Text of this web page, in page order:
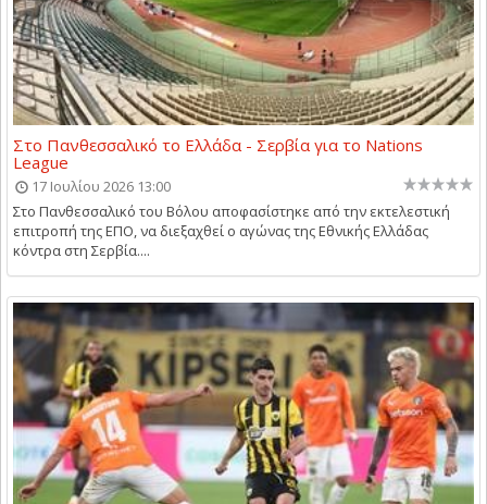
Στο Πανθεσσαλικό το Ελλάδα - Σερβία για το Nations
League
17 Ιουλίου 2026 13:00
Στο Πανθεσσαλικό του Βόλου αποφασίστηκε από την εκτελεστική
επιτροπή της ΕΠΟ, να διεξαχθεί ο αγώνας της Εθνικής Ελλάδας
κόντρα στη Σερβία....